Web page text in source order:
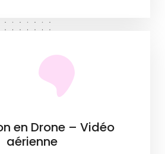
en Drone – Vidéo
aérienne